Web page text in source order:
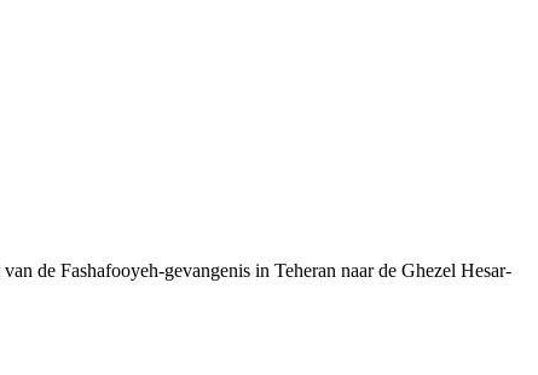
de Fashafooyeh-gevangenis in Teheran naar de Ghezel Hesar-